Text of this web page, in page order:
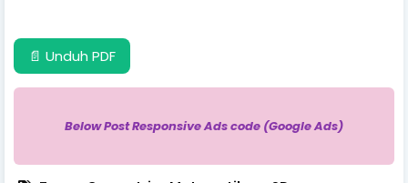
📄 Unduh PDF
Below Post Responsive Ads code (Google Ads)